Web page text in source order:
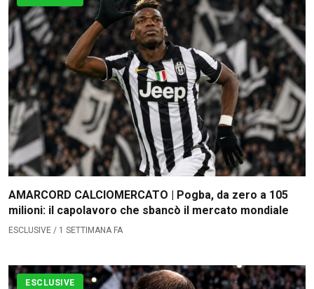
AMARCORD CALCIOMERCATO | Pogba, da zero a 105
milioni: il capolavoro che sbancò il mercato mondiale
ESCLUSIVE / 1 SETTIMANA FA
ESCLUSIVE